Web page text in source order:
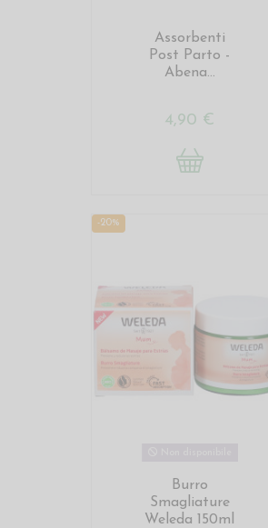
Assorbenti
Post Parto -
Abena...
4,90 €
-20%
Burro
Smagliature
Weleda 150ml